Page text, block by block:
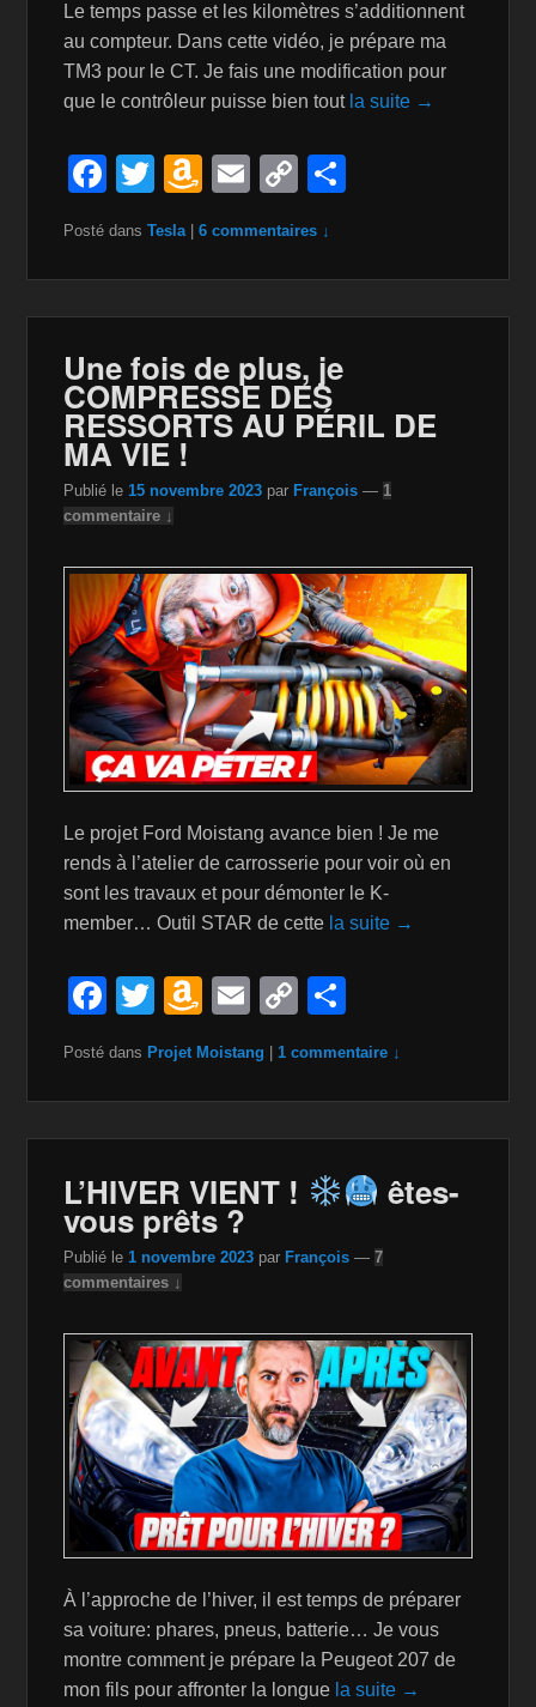
Le temps passe et les kilomètres s’additionnent
au compteur. Dans cette vidéo, je prépare ma
TM3 pour le CT. Je fais une modification pour
que le contrôleur puisse bien tout la suite →
F
a
c
e
b
o
o
k
T
wi
tt
er
A
m
a
z
o
n
W
is
h
st
E
ail
C
p
y
Li
n
k
g
er
Posté dans Tesla |6 commentaires ↓
Une fois de plus, je
COMPRESSE DES
RESSORTS AU PÉRIL DE
MA VIE !
Publié le15 novembre 2023 par François — 1
commentaire ↓
Le projet Ford Moistang avance bien ! Je me
rends à l’atelier de carrosserie pour voir où en
sont les travaux et pour démonter le K-
member… Outil STAR de cette la suite →
F
a
c
e
b
o
o
k
T
wi
tt
er
A
m
a
z
o
n
W
is
Li
st
E
m
ail
C
p
y
Li
n
ar
ta
g
er
Posté dans Projet Moistang |1 commentaire ↓
L’HIVER VIENT ! êtes-
vous prêts ?
Publié le1 novembre 2023 par François —7
commentaires ↓
À l’approche de l’hiver, il est temps de préparer
sa voiture: phares, pneus, batterie… Je vous
montre comment je prépare la Peugeot 207 de
mon fils pour affronter la longue la suite →